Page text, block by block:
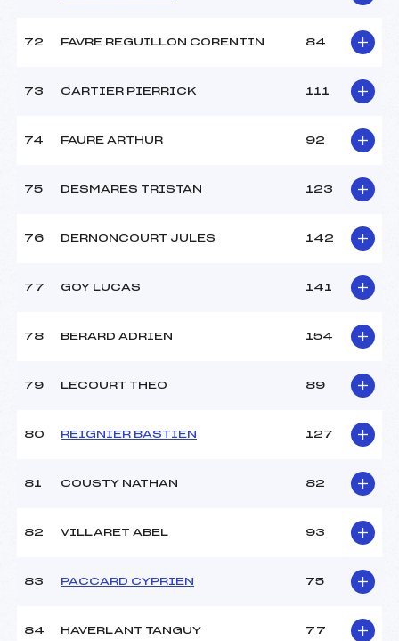
72 FAVRE REGUILLON CORENTIN 84
73 CARTIER PIERRICK 111
74 FAURE ARTHUR 92
75 DESMARES TRISTAN 123
76 DERNONCOURT JULES 142
77 GOY LUCAS 141
78 BERARD ADRIEN 154
79 LECOURT THEO 89
80 REIGNIER BASTIEN 127
81 COUSTY NATHAN 82
82 VILLARET ABEL 93
83 PACCARD CYPRIEN 75
84 HAVERLANT TANGUY 77